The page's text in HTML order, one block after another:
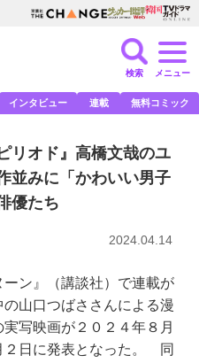
検索 メニュー
インタビュー 連載 無料コミック
リオド』高橋文哉のユ
並みに「かわいい男子
優たち
2024.04.14
ン』（講談社）で連載が
山口つばささんによる漫
写映画が２０２４年８月
２日に発表となった。 同